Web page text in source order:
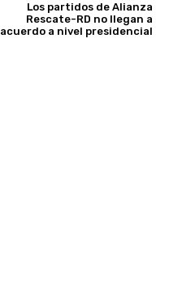
Los partidos de Alianza
Rescate-RD no llegan a
acuerdo a nivel presidencial